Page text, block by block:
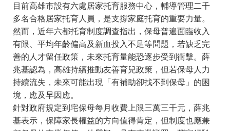
目前高雄市設有六處居家托育服務中心，輔導管理二千
多名合格居家托育人員，是支撐家庭托育的重要力量。
然而，近年六都托育制度調查指出，保母普遍面臨收入
有限、平均年齡偏高及新血投入不足等問題，若缺乏完
善的人才留任政策，未來托育量能恐逐步受到衝擊。薛
兆基認為，高雄持續推動友善育兒政策，但若保母人力
持續流失，未來可能出現「有補助卻找不到保母」的困
境，應及早因應。
針對政府規定到宅保母每月收費上限三萬三千元，薛兆
基表示，保障家長權益的方向值得肯定，但制度也應兼